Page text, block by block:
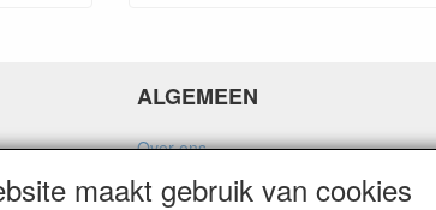
ALGEMEEN
Over ons
Privacy policy
maakt gebruik van cookies